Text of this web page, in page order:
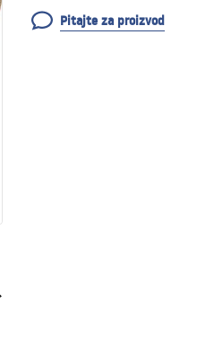
Pitajte za proizvod